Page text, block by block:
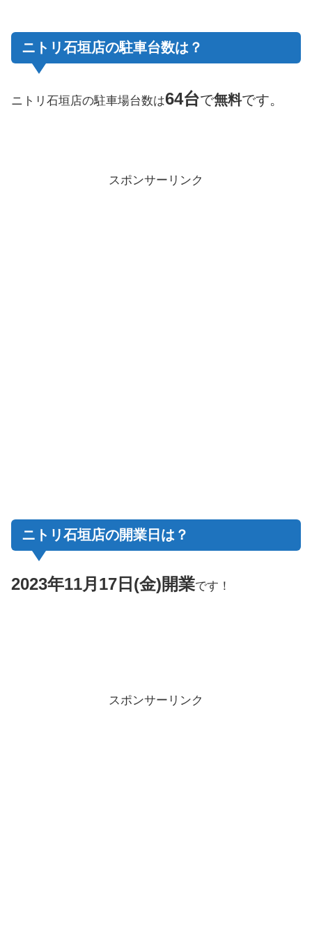
ニトリ石垣店の駐車台数は？
ニトリ石垣店の駐車場台数は64台で無料です。
スポンサーリンク
ニトリ石垣店の開業日は？
2023年11月17日(金)開業です！
スポンサーリンク